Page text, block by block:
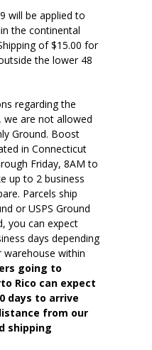
will be applied to
the continental
of $15.00 for
the lower 48
regarding the
are not allowed
Ground. Boost
in Connecticut
Friday, 8AM to
up to 2 business
Parcels ship
or USPS Ground
you can expect
days depending
within
going to
Rico can expect
days to arrive
from our
shipping